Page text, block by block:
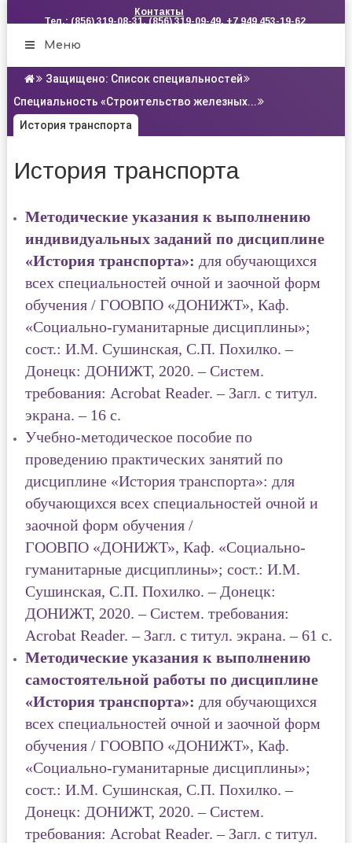
Контакты
Тел.: (856) 319-08-31, (856) 319-09-49, +7 949 453-19-62
Меню
Защищено: Список специальностей
Специальность «Строительство железных...
История транспорта
История транспорта
Методические указания к выполнению
индивидуальных заданий по дисциплине
«История транспорта»: для обучающихся
всех специальностей очной и заочной форм
обучения / ГООВПО «ДОНИЖТ», Каф.
«Социально-гуманитарные дисциплины»;
сост.: И.М. Сушинская, С.П. Похилко. –
Донецк: ДОНИЖТ, 2020. – Систем.
требования: Acrobat Reader. – Загл. с титул.
экрана. – 16 с.
Учебно-методическое пособие по
проведению практических занятий по
дисциплине «История транспорта»: для
обучающихся всех специальностей очной и
заочной форм обучения /
ГООВПО «ДОНИЖТ», Каф. «Социально-
гуманитарные дисциплины»; сост.: И.М.
Сушинская, С.П. Похилко. – Донецк:
ДОНИЖТ, 2020. – Систем. требования:
Acrobat Reader. – Загл. с титул. экрана. – 61 с.
Методические указания к выполнению
самостоятельной работы по дисциплине
«История транспорта»: для обучающихся
всех специальностей очной и заочной форм
обучения / ГООВПО «ДОНИЖТ», Каф.
«Социально-гуманитарные дисциплины»;
сост.: И.М. Сушинская, С.П. Похилко. –
Донецк: ДОНИЖТ, 2020. – Систем.
требования: Acrobat Reader. – Загл. с титул.